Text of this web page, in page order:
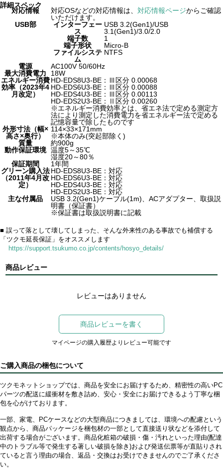
詳細スペック
対応情報 対応OSなどの対応情報は、 対応情報ページからご確認
いただけます。
USB部
インターフェー
ス
USB 3.2(Gen1)/USB
3.1(Gen1)/3.0/2.0
端子数
1
端子形状
Micro-B
ファイルシステ
ム
NTFS
電源
AC100V 50/60Hz
最大消費電力
18W
エネルギー消費
効率（2023年4
月改定）
HD-EDS8U3-BE：Ⅲ区分 0.00068
HD-EDS6U3-BE：Ⅲ区分 0.00088
HD-EDS4U3-BE：Ⅲ区分 0.00113
HD-EDS2U3-BE：Ⅱ区分 0.00260
※エネルギー消費効率とは、省エネ法で定める測定方
法により測定した消費電力を省エネルギー法で定める
記憶容量で除したものです
外形寸法（幅×
高さ×奥行）
114×33×171mm
※本体のみ(突起部除く)
質量
約900g
動作保証環境 温度5～35℃
湿度20～80％
保証期間
1年間
グリーン購入法
（2011年4月改
定）
HD-EDS8U3-BE：対応
HD-EDS6U3-BE：対応
HD-EDS4U3-BE：対応
HD-EDS2U3-BE：対応
主な付属品
USB 3.2(Gen1)ケーブル(1m)、ACアダプター、取扱説
明書（保証書）
※保証書は取扱説明書に記載
■ 誤って落として壊してしまった、そんな外来性のある事故でも補償する
「ツクモ延長保証」をオススメします
https://support.tsukumo.co.jp/contents/hosyo_details/
商品レビュー
レビューはありません
商品レビューを書く
マイページの購入履歴よりレビュー可能です
ご購入商品の梱包について
ツクモネットショップでは、商品を安全にお届けするため、精密性の高いPC
パーツの配送に緩衝材を敷き詰め、安心・安全にお届けできるよう丁寧な梱
包を心がけております。
一部、家電、PCケースなどの大型商品につきましては、環境への配慮という
観点から、商品パッケージを梱包材の一部として直接送り状などを添付して
出荷する場合がございます。商品化粧箱の破損・傷・汚れといった理由(配達
中のトラブル等で発生する著しい破損を除き)および発送伝票等が直貼りされ
ていると言う理由の場合、返品・交換はお受けできませんのでご了承くださ
い。